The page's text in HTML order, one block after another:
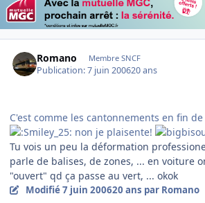
Romano Membre SNCF
Publication:7 juin 200620 ans
C'est comme les cantonnements en fin
non je plaisente!
Tu vois un peu la déformation
parle de balises, de zones, ... en voiture
"ouvert" qd ça passe au vert, ... okok
Modifié7 juin 200620 ans par Romano